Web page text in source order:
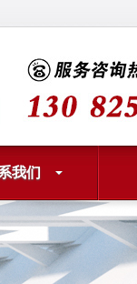
我们